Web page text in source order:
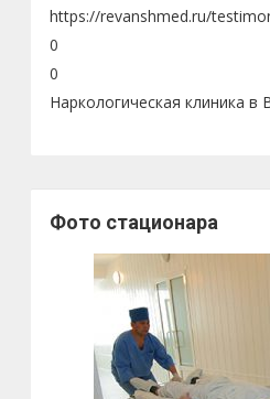
https://revanshmed.ru/
0
0
Наркологическая клиника
Фото стационара